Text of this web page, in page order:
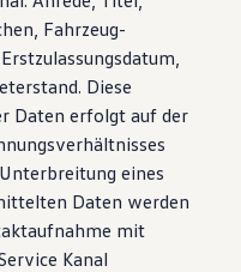
Fahrzeug-
Diese
Daten erfolgt auf der
eines
Daten werden
mit
Kanal